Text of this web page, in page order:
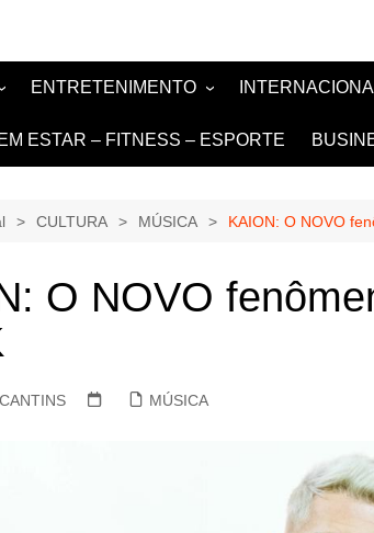
ENTRETENIMENTO
MÚSICA
EVENTOS
NOTÍCIA
DESIGN
ESTAR – FITNESS – ESPORTE
CULTURA MÚSICA KAION: O NOVO
O NOVO
MÚSICA